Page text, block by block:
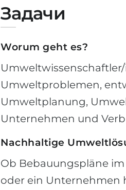
Задачи
Worum geht es?
Umweltproblemen,
Umweltplanung,
Unternehmen und
Nachhaltige
Ob Bebauungspläne
oder ein Unternehmen